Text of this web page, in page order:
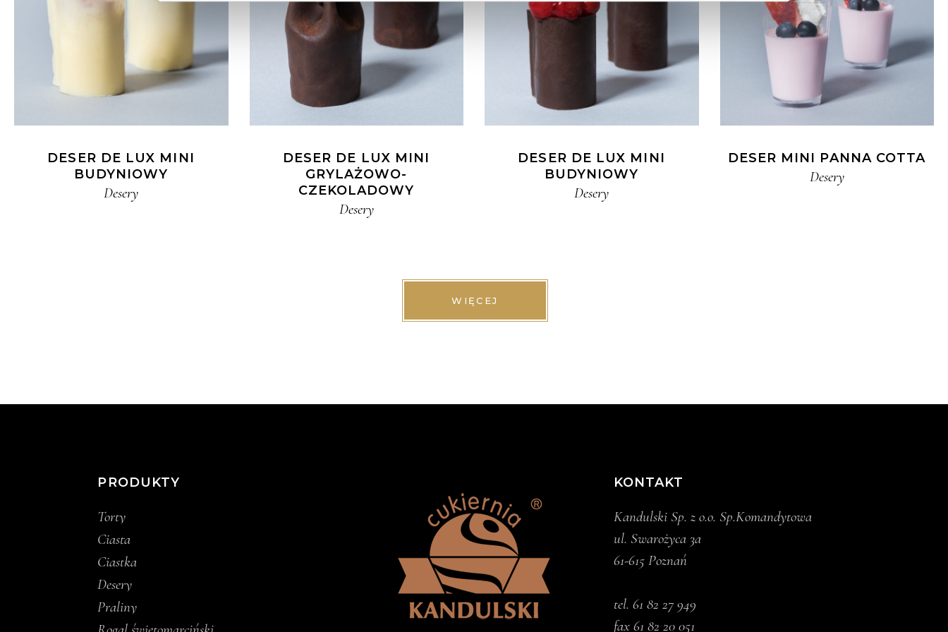
DESER DE LUX MINI
BUDYNIOWY
Desery
DESER DE LUX MINI
GRYLAŻOWO-
CZEKOLADOWY
Desery
DESER DE LUX MINI
BUDYNIOWY
Desery
DESER MINI PANNA COTTA
Desery
WIĘCEJ
PRODUKTY
Torty
Ciasta
Ciastka
Desery
Praliny
KONTAKT
Kandulski Sp. z o.o. Sp.Komandytowa
ul. Swarożyca 3a
61-615 Poznań
tel. 61 82 27 949
fax 61 82 20 051